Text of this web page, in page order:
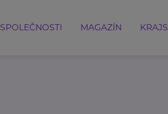
SPOLEČNOSTI MAGAZÍN